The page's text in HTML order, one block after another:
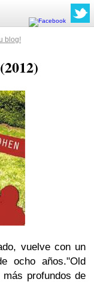
blog!
vuelve con un
ocho años."Old
profundos de